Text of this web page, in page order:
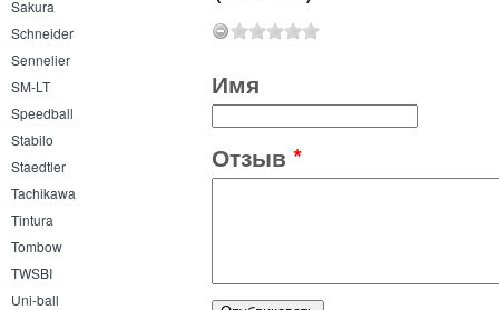
Sakura
Schneider
Sennelier
SM-LT
Speedball
Stabilo
Staedtler
Tachikawa
Tintura
Tombow
TWSBI
Uni-ball
Имя
Отзыв *